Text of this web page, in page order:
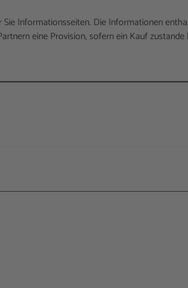
Informationsseiten. Die Informationen
eine Provision, sofern ein Kauf